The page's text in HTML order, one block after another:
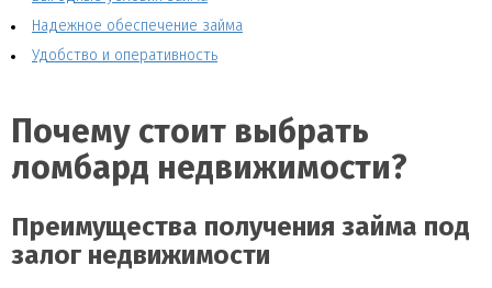
Надежное обеспечение займа
Удобство и оперативность
Почему стоит выбрать
ломбард недвижимости?
Преимущества получения займа под
залог недвижимости